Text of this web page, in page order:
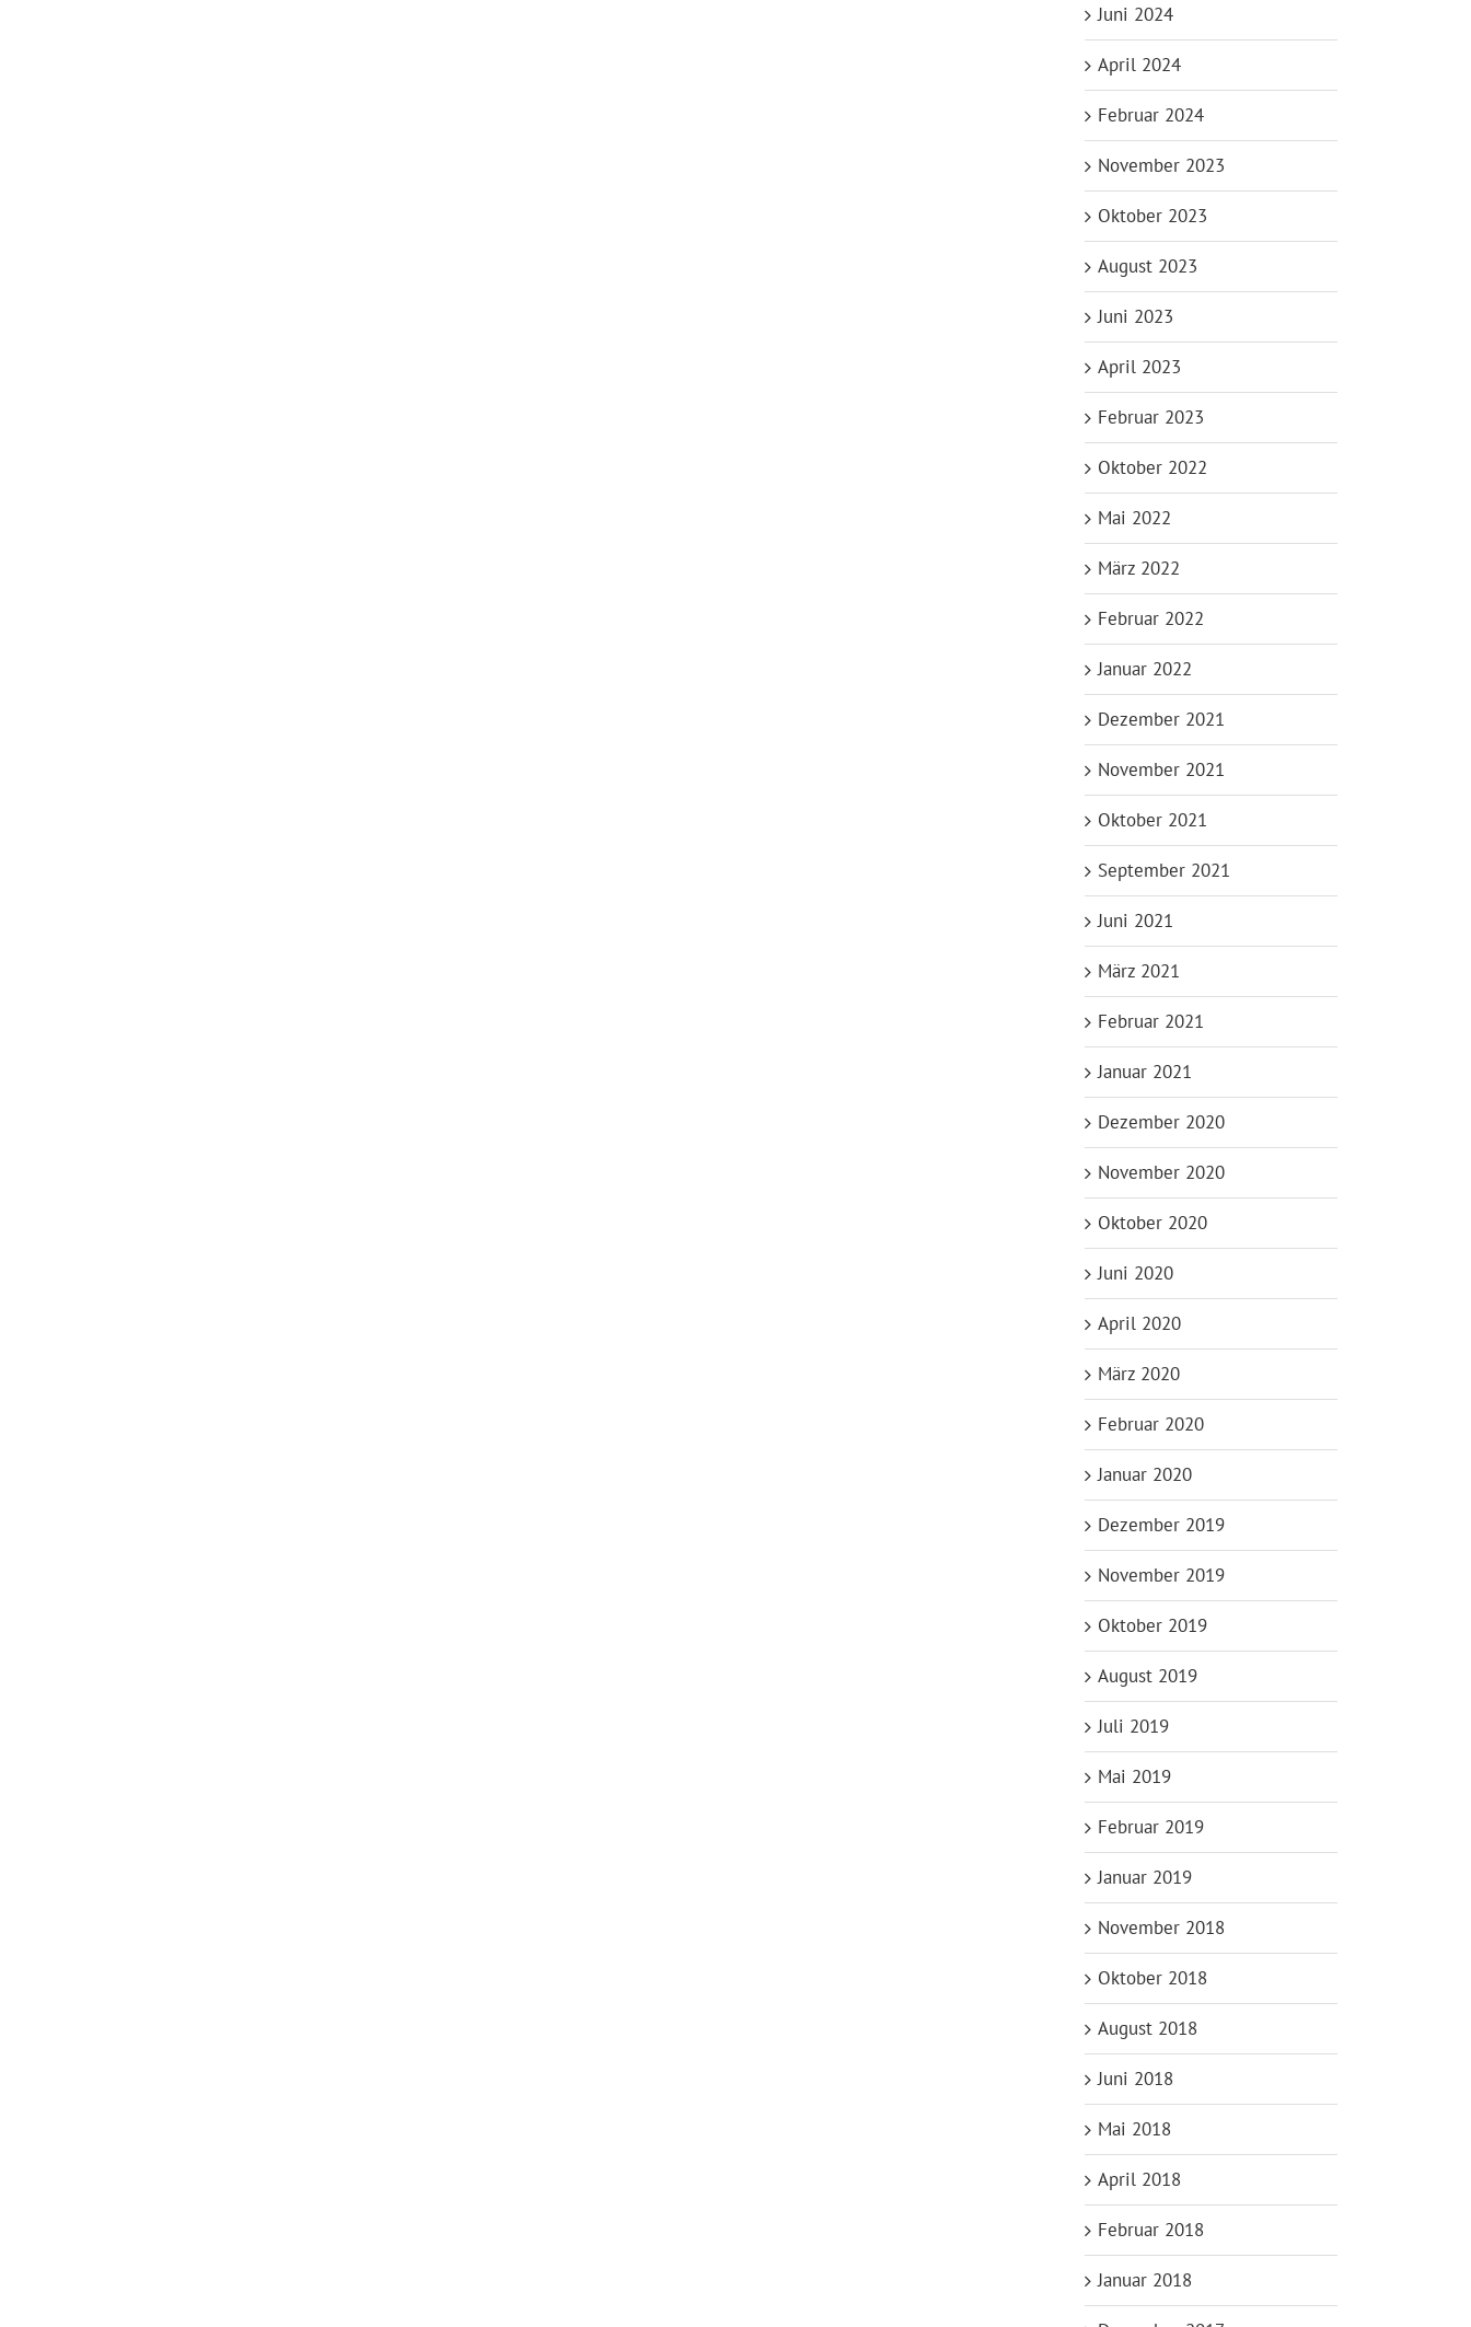
Juni 2024
April 2024
Februar 2024
November 2023
Oktober 2023
August 2023
Juni 2023
April 2023
Februar 2023
Oktober 2022
Mai 2022
März 2022
Februar 2022
Januar 2022
Dezember 2021
November 2021
Oktober 2021
September 2021
Juni 2021
März 2021
Februar 2021
Januar 2021
Dezember 2020
November 2020
Oktober 2020
Juni 2020
April 2020
März 2020
Februar 2020
Januar 2020
Dezember 2019
November 2019
Oktober 2019
August 2019
Juli 2019
Mai 2019
Februar 2019
Januar 2019
November 2018
Oktober 2018
August 2018
Juni 2018
Mai 2018
April 2018
Februar 2018
Januar 2018